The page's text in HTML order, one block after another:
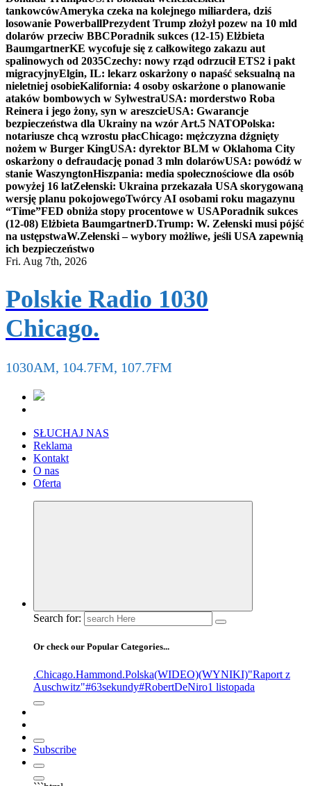
tankowcówAmeryka czeka na kolejnego miliardera, dziś
losowanie PowerballPrezydent Trump złożył pozew na 10 mld
dolarów przeciw BBCPoradnik sukces (12-15) Elżbieta
BaumgartnerKE wycofuje się z całkowitego zakazu aut
spalinowych od 2035Czechy: nowy rząd odrzucił ETS2 i pakt
migracyjnyElgin, IL: lekarz oskarżony o napaść seksualną na
nieletniej osobieKalifornia: 4 osoby oskarżone o planowanie
ataków bombowych w SylwestraUSA: morderstwo Roba
Reinera i jego żony, syn w areszcieUSA: Gwarancje
bezpieczeństwa dla Ukrainy na wzór Art.5 NATOPolska:
notariusze chcą wzrostu płacChicago: mężczyzna dźgnięty
nożem w Burger KingUSA: dyrektor BLM w Oklahoma City
oskarżony o defraudację ponad 3 mln dolarówUSA: powódź w
stanie WaszyngtonHiszpania: media społecznościowe dla osób
powyżej 16 latZełenski: Ukraina przekazała USA skorygowaną
wersję planu pokojowegoTwórcy AI osobami roku magazynu
“Time”FED obniża stopy procentowe w USAPoradnik sukces
(12-08) Elżbieta BaumgartnerD.Trump: W. Zełenski musi pójść
na ustępstwaW.Zełenski – wybory możliwe, jeśli USA zapewnią
ich bezpieczeństwo
Fri. Aug 7th, 2026
Polskie Radio 1030
Chicago.
1030AM, 104.7FM, 107.7FM
SŁUCHAJ NAS
Reklama
Kontakt
O nas
Oferta
Search for:
Or check our Popular Categories...
.Chicago.Hammond.Polska(WIDEO)(WYNIKI)"Raport z
Auschwitz"#63sekundy#RobertDeNiro1 listopada
Subscribe